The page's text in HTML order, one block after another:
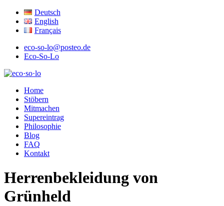
Deutsch
English
Français
eco-so-lo@posteo.de
Eco-So-Lo
eco·so·lo
Home
Stöbern
Mitmachen
Supereintrag
Philosophie
Blog
FAQ
Kontakt
Herrenbekleidung von
Grünheld